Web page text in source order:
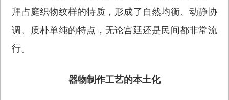
拜占庭织物纹样的特质，形成了自然均衡、动静协
调、质朴单纯的特点，无论宫廷还是民间都非常流
行。
器物制作工艺的本土化